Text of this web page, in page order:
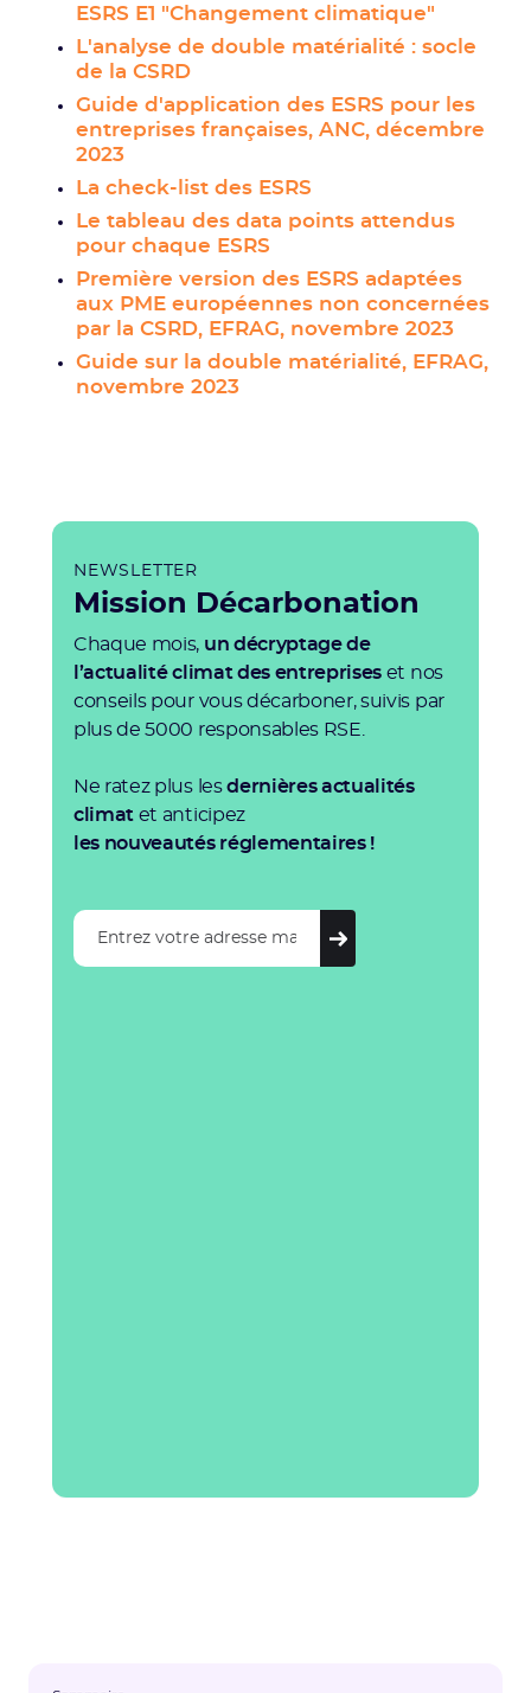
ESRS E1 "Changement climatique"
L'analyse de double matérialité : socle
de la CSRD
Guide d'application des ESRS pour les
entreprises françaises, ANC, décembre
2023
La check-list des ESRS
Le tableau des data points attendus
pour chaque ESRS
Première version des ESRS adaptées
aux PME européennes non concernées
par la CSRD, EFRAG, novembre 2023
Guide sur la double matérialité, EFRAG,
novembre 2023
NEWSLETTER
Mission Décarbonation
Chaque mois, un décryptage de
l’actualité climat des entreprises et nos
conseils pour vous décarboner, suivis par
plus de 5000 responsables RSE.
Ne ratez plus lesdernières actualités
climat et anticipez
les nouveautés réglementaires !